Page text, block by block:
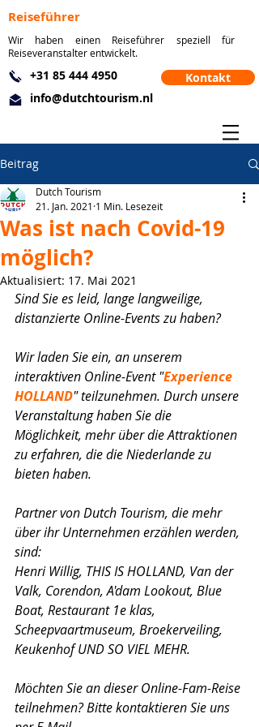
Reiseführer
Wir haben einen Reiseführer speziell für
Reiseveranstalter entwickelt.
+31 85 444 4950
info@dutchtourism.nl
Kontakt
Beitrag
Was ist nach Covid-19
möglich?
Dutch Tourism
21. Jan. 2021 1 Min. Lesezeit
Aktualisiert: 17. Mai 2021
Sind Sie es leid, lange langweilige,
distanzierte Online-Events zu haben?
Wir laden Sie ein, an unserem
interaktiven Online-Event "Experience
HOLLAND" teilzunehmen. Durch unsere
Veranstaltung haben Sie die
Möglichkeit, mehr über die Attraktionen
zu erfahren, die die Niederlande zu
bieten haben.
Partner von Dutch Tourism, die mehr
über ihr Unternehmen erzählen werden,
sind:
Henri Willig, THIS IS HOLLAND, Van der
Valk, Corendon, A'dam Lookout, Blue
Boat, Restaurant 1e klas,
Scheepvaartmuseum, Broekerveiling,
Keukenhof UND SO VIEL MEHR.
Möchten Sie an dieser Online-Fam-Reise
teilnehmen? Bitte kontaktieren Sie uns